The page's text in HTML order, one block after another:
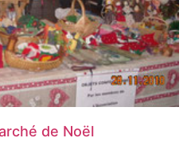
de Noël